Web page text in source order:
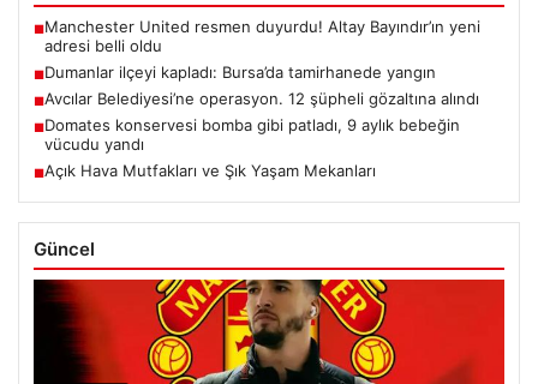
■Manchester United resmen duyurdu! Altay Bayındır’ın yeni
adresi belli oldu
■Dumanlar ilçeyi kapladı: Bursa’da tamirhanede yangın
■Avcılar Belediyesi’ne operasyon. 12 şüpheli gözaltına alındı
■Domates konservesi bomba gibi patladı, 9 aylık bebeğin
vücudu yandı
■Açık Hava Mutfakları ve Şık Yaşam Mekanları
Güncel